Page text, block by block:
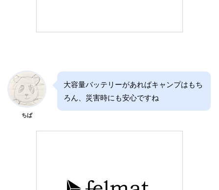
ちば
大容量バッテリーがあればキャンプはもち
ろん、災害時にも安心ですね